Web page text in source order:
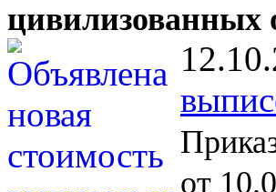
цивилизованных
от